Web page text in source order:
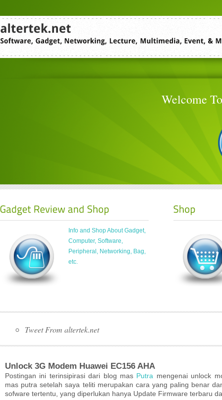
Welcome
Info and Shop About Gadget,
Computer, Software,
Peripheral, Networking, Bag,
etc.
Tweet From altertek.net
Unlock 3G Modem Huawei EC156 AHA
Postingan ini terinsipirasi dari blog mas Putra mengenai unlock
mas putra setelah saya teliti merupakan cara yang paling benar
sofware tertentu, yang diperlukan hanya Update Firmware terbaru